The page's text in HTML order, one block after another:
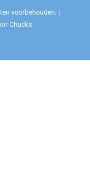
voorbehouden. |
Chuck's